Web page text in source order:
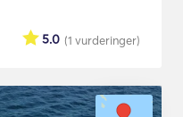
(1 vurderinger)
5.0